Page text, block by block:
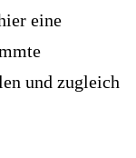
eine
und zugleich